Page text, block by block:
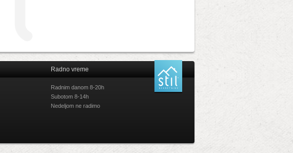
Radno vreme
Radnim danom 8-20h
Subotom 8-14h
Nedeljom ne radimo